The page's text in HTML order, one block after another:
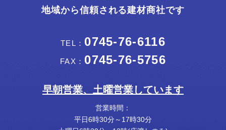
地域から信頼される建材商社です
TEL： 0745-76-6116
FAX： 0745-76-5756
早朝営業、土曜営業しています
営業時間：
平日6時30分～17時30分